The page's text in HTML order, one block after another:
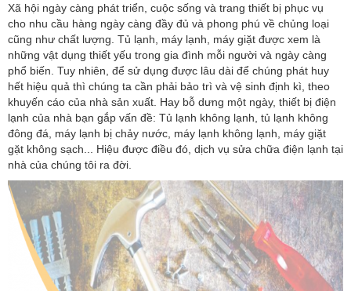
Xã hội ngày càng phát triển, cuộc sống và trang thiết bị phục vụ
cho nhu cầu hàng ngày càng đầy đủ và phong phú về chủng loại
cũng như chất lượng. Tủ lạnh, máy lạnh, máy giặt được xem là
những vật dụng thiết yếu trong gia đình mỗi người và ngày càng
phổ biến. Tuy nhiên, để sử dụng được lâu dài để chúng phát huy
hết hiệu quả thì chúng ta cần phải bảo trì và vệ sinh định kì, theo
khuyến cáo của nhà sản xuất. Hay bỗ dưng một ngày, thiết bị điện
lạnh của nhà bạn gắp vấn đề: Tủ lạnh không lạnh, tủ lạnh không
đông đá, máy lạnh bị chảy nước, máy lạnh không lạnh, máy giặt
gặt không sạch... Hiệu được điều đó, dịch vụ sửa chữa điện lạnh tại
nhà của chúng tôi ra đời.